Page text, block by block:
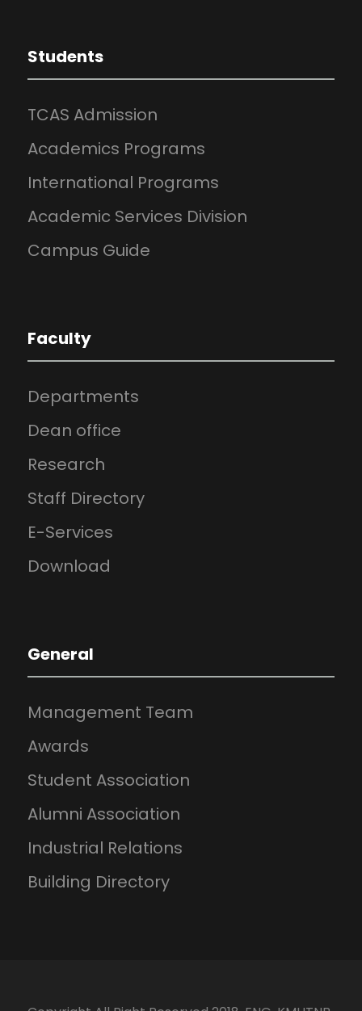
Students
TCAS Admission
Academics Programs
International Programs
Academic Services Division
Campus Guide
Faculty
Departments
Dean office
Research
Staff Directory
E-Services
Download
General
Management Team
Awards
Student Association
Alumni Association
Industrial Relations
Building Directory